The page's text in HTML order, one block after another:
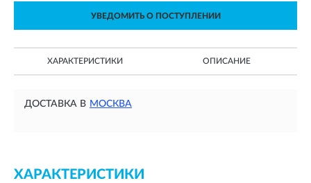
УВЕДОМИТЬ О ПОСТУПЛЕНИИ
ХАРАКТЕРИСТИКИ ОПИСАНИЕ
ДОСТАВКА В МОСКВА
ХАРАКТЕРИСТИКИ